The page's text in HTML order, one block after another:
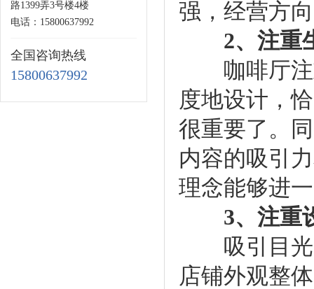
路1399弄3号楼4楼
电话：15800637992
全国咨询热线
15800637992
强，经营方
2、注重
咖啡厅注
度地设计，
很重要了。
内容的吸引
理念能够进
3、注重
吸引目光
店铺外观整